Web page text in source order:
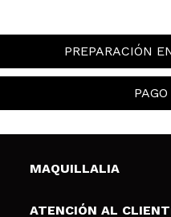
PREPARACIÓN
PAGO
MAQUILLALIA
Sobre nosotros
ATENCIÓN AL